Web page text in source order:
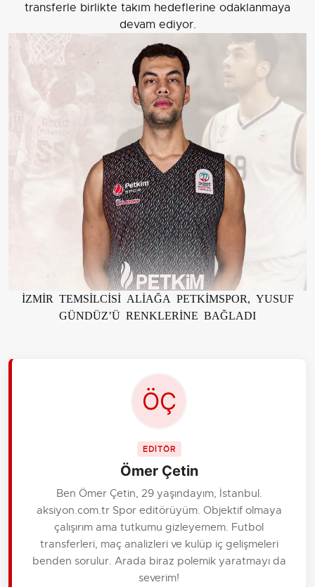
transferle birlikte takım hedeflerine odaklanmaya
devam ediyor.
İZMİR TEMSİLCİSİ ALİAĞA PETKİMSPOR, YUSUF
GÜNDÜZ’Ü RENKLERİNE BAĞLADI
EDİTÖR
Ömer Çetin
Ben Ömer Çetin, 29 yaşındayım, İstanbul.
aksiyon.com.tr Spor editörüyüm. Objektif olmaya
çalışırım ama tutkumu gizleyemem. Futbol
transferleri, maç analizleri ve kulüp iç gelişmeleri
benden sorulur. Arada biraz polemik yaratmayı da
severim!